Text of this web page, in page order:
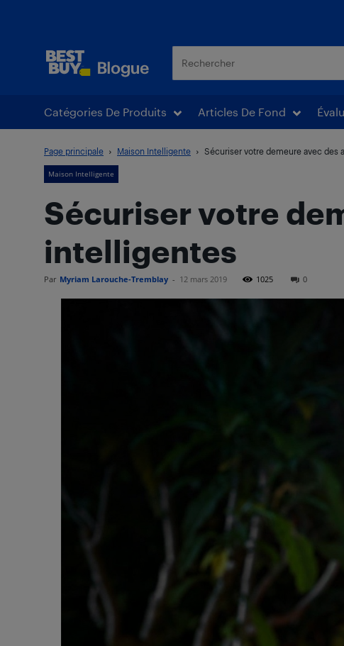
Catégories De Produits Articles De Fond
Page principale Maison Intelligente Sécuriser votre demeure avec des
Maison Intelligente
Sécuriser votre
intelligentes
Par Myriam Larouche-Tremblay - 12 mars 2019 1025 0